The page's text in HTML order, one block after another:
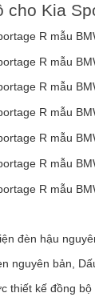
Kia
đèn hậu
nguyên bản,
thiết kế đồng bộ